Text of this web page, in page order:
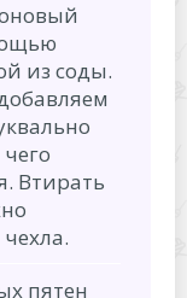
из соды.
Втирать
пятен